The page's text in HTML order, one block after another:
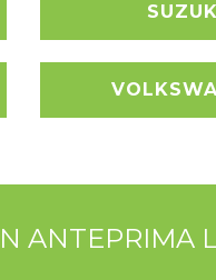
ANTEPRIMA